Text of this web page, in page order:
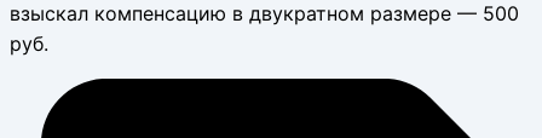
взыскал компенсацию в двукратном размере — 500
руб.